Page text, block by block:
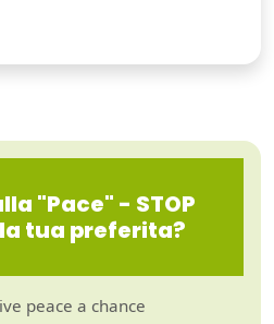
"Pace" - STOP
tua preferita?
peace a chance